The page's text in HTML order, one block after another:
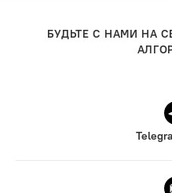
БУДЬТЕ С НАМИ НА